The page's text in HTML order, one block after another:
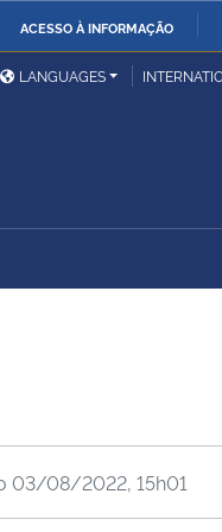
ACESSO À INFORMAÇÃO
das Relações
LANGUAGES
03/08/2022, 15h01